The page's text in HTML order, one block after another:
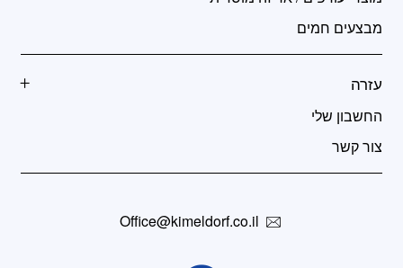
מבצעים חמים
עזרה
החשבון שלי
צור קשר
Office@kimeldorf.co.il